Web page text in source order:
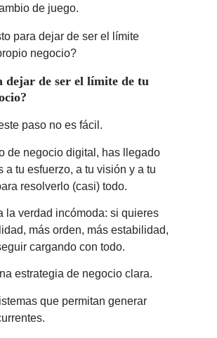
de juego.
dejar de ser el límite de tu
paso no es fácil.
de negocio digital, has llegado
a tu esfuerzo, a tu visión y a tu
resolverlo (casi) todo.
la verdad incómoda: si quieres
más orden, más estabilidad,
cargando con todo.
estrategia de negocio clara.
que permitan generar